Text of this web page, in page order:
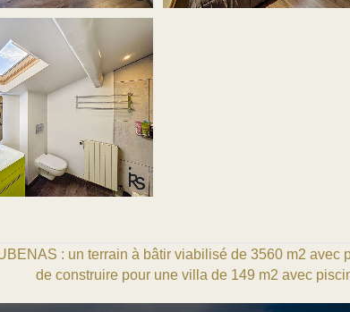
: un terrain à bâtir viabilisé de 3560 m2 avec
de construire pour une villa de 149 m2 avec